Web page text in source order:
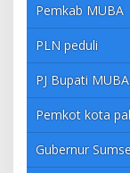
Pemkab MUBA
PLN peduli
PJ Bupati MUBA
Pemkot kota
Gubernur